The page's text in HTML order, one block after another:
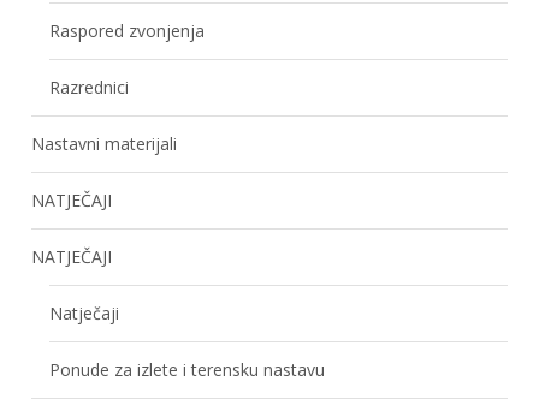
Raspored zvonjenja
Razrednici
Nastavni materijali
NATJEČAJI
NATJEČAJI
Natječaji
Ponude za izlete i terensku nastavu